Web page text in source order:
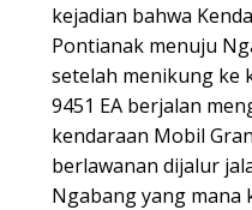
kejadian bahwa
Pontianak menuju
setelah menikung ke
9451 EA berjalan
kendaraan Mobil
berlawanan dijalur
Ngabang yang mana